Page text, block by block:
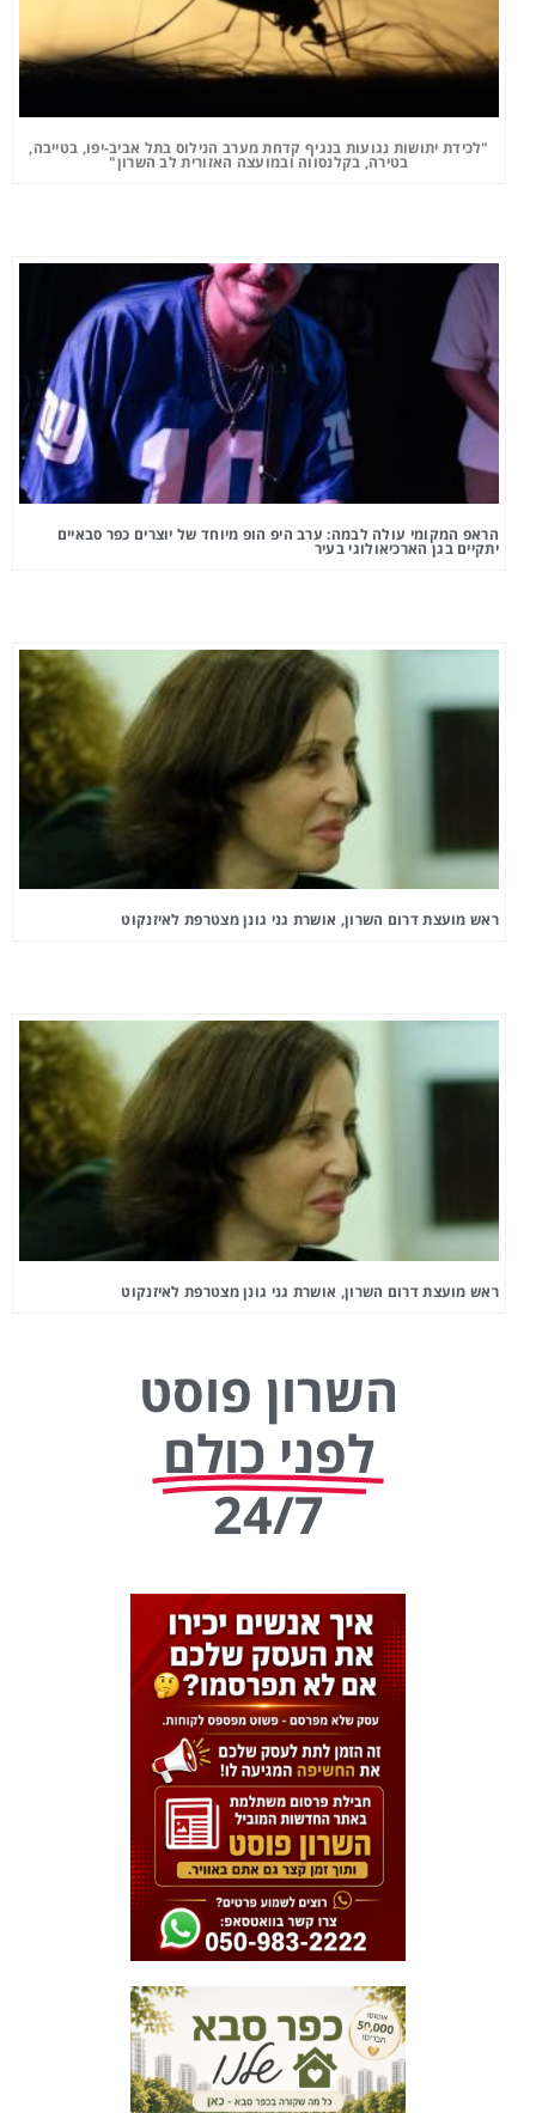
"לכידת יתושות נגועות בנגיף קדחת מערב הנילוס בתל אביב-יפו, בטייבה,
בטירה, בקלנסווה ובמועצה האזורית לב השרון"
הראפ המקומי עולה לבמה: ערב היפ הופ מיוחד של יוצרים כפר סבאיים
יתקיים בגן הארכיאולוגי בעיר
ראש מועצת דרום השרון, אושרת גני גונן מצטרפת לאיזנקוט
ראש מועצת דרום השרון, אושרת גני גונן מצטרפת לאיזנקוט
השרון פוסט
לפני כולם
24/7